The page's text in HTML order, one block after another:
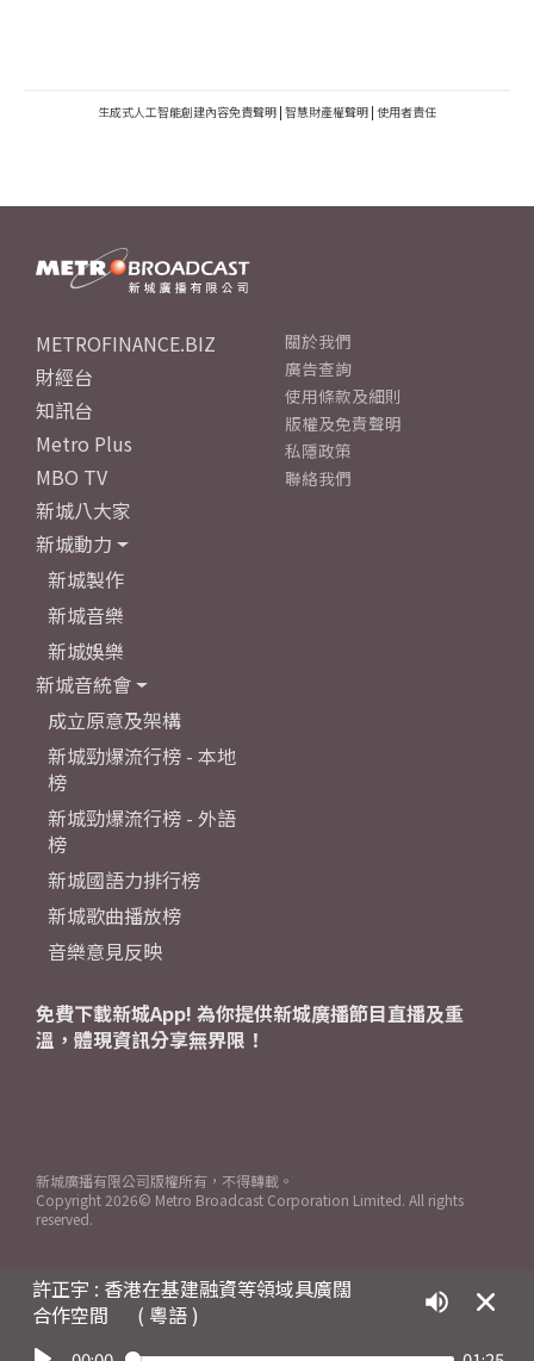
生成式人工智能創建內容免責聲明 | 智慧財產權聲明 | 使用者責任
許正宇 : 香港在基建融資等領域具廣闊
合作空間
( 粵語 )
METROFINANCE.BIZ
財經台
知訊台
Metro Plus
MBO TV
新城八大家
新城動力
新城製作
新城音樂
新城娛樂
新城音統會
成立原意及架構
新城勁爆流行榜 - 本地
榜
新城勁爆流行榜 - 外語
榜
新城國語力排行榜
新城歌曲播放榜
音樂意見反映
關於我們
廣告查詢
使用條款及細則
版權及免責聲明
私隱政策
聯絡我們
免費下載新城App! 為你提供新城廣播節目直播及重
溫，體現資訊分享無界限！
新城廣播有限公司版權所有，不得轉載。
Copyright 2026© Metro Broadcast Corporation Limited. All rights
reserved.